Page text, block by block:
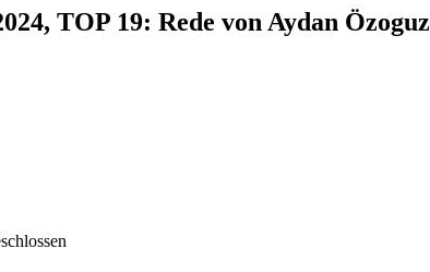
TOP 19: Rede von Aydan Özoguz